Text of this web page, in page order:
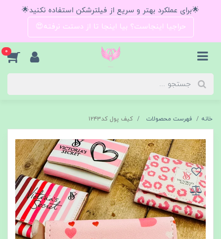
🌟برای عملکرد بهتر و سریع از فیلترشکن استفاده نکنید🌟
حراجیا اینجاست؟ بیا اینجا تا از دستت نرفته😍
0
خانه فهرست محصولات کیف پول کد۱۲۴۳